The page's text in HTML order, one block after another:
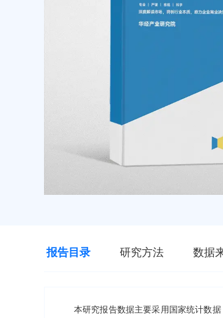
报告目录 研究方法 数据
本研究报告数据主要采用国家统计数